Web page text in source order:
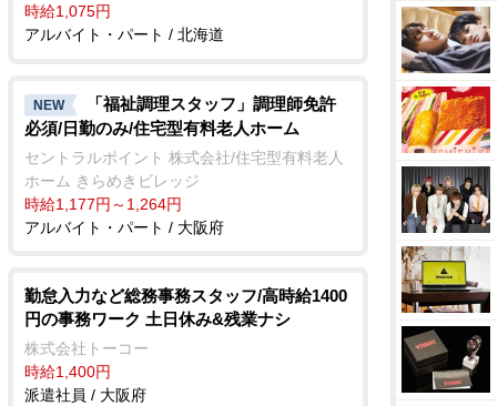
時給1,075円
アルバイト・パート / 北海道
NEW
「福祉調理スタッフ」調理師免許
必須/日勤のみ/住宅型有料老人ホーム
セントラルポイント 株式会社/住宅型有料老人
ホーム きらめきビレッジ
時給1,177円～1,264円
アルバイト・パート / 大阪府
勤怠入力など総務事務スタッフ/高時給1400
円の事務ワーク 土日休み&残業ナシ
株式会社トーコー
時給1,400円
派遣社員 / 大阪府